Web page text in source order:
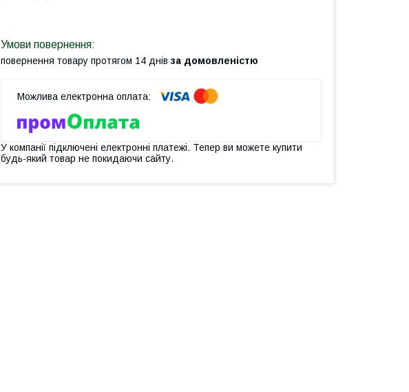
повернення товару протягом 14 днів за домовленістю
У компанії підключені електронні платежі. Тепер ви можете купити
будь-який товар не покидаючи сайту.